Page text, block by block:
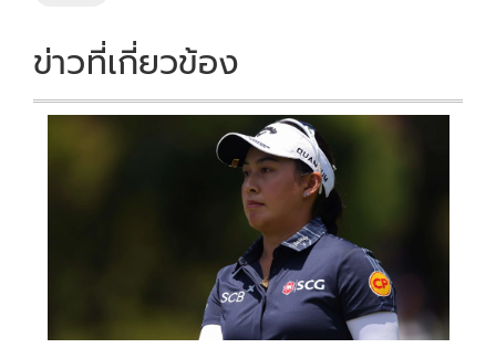
ข่าวที่เกี่ยวข้อง